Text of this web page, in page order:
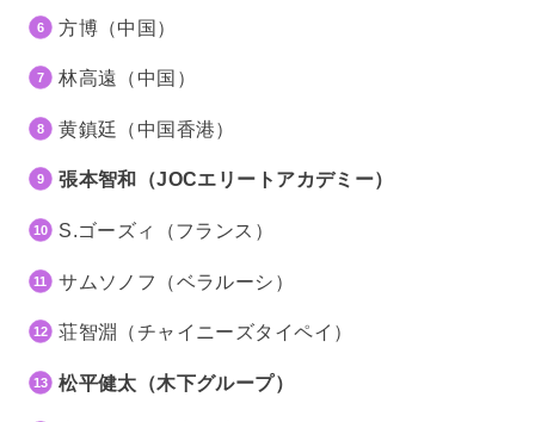
方博（中国）
林高遠（中国）
黄鎮廷（中国香港）
張本智和（JOCエリートアカデミー）
S.ゴーズィ（フランス）
サムソノフ（ベラルーシ）
荘智淵（チャイニーズタイペイ）
松平健太（木下グループ）